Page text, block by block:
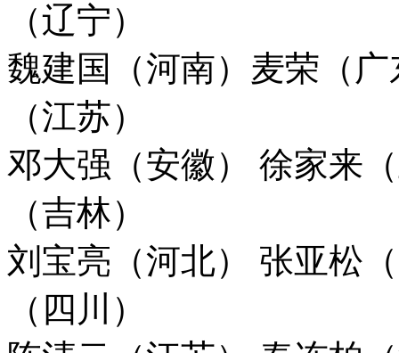
（辽宁）
魏建国（河南）麦荣（
（江苏）
邓大强（安徽） 徐家来
（吉林）
刘宝亮（河北） 张亚松
（四川）